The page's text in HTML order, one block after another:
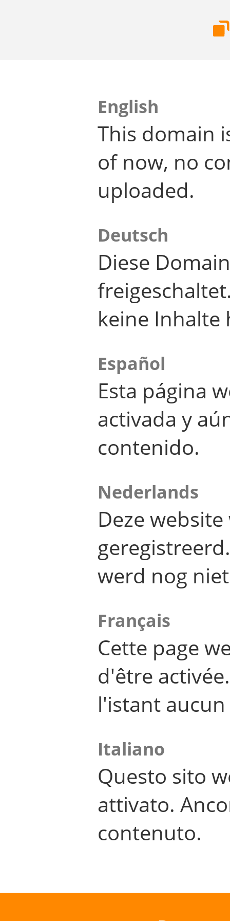
English
This domain
of now, no
uploaded.
Deutsch
Diese
keine Inhalte
Español
Esta página
activada y
contenido.
Nederlands
Deze
werd nog
Français
Cette page
d'être
l'istant
Italiano
Questo sito
attivato.
contenuto.